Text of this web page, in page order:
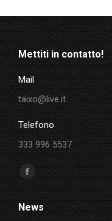
Mettiti in contatto!
Mail
taixo@live.it
Telefono
333 996 5537
Ci puoi trovare su:
Facebook
page
opens
News